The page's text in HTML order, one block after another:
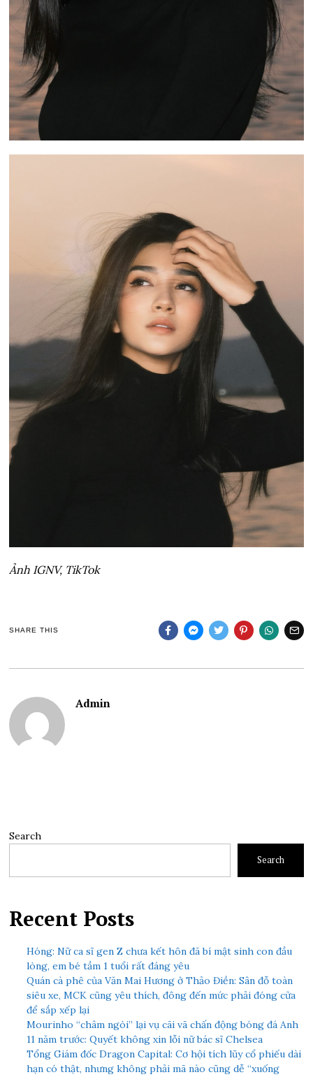
Ảnh IGNV, TikTok
SHARE THIS
Admin
Search
Search
Recent Posts
Hóng: Nữ ca sĩ gen Z chưa kết hôn đã bí mật sinh con đầu
lòng, em bé tầm 1 tuổi rất đáng yêu
Quán cà phê của Văn Mai Hương ở Thảo Điền: Sân đỗ toàn
siêu xe, MCK cũng yêu thích, đông đến mức phải đóng cửa
để sắp xếp lại
Mourinho “châm ngòi” lại vụ cãi vã chấn động bóng đá Anh
11 năm trước: Quyết không xin lỗi nữ bác sĩ Chelsea
Tổng Giám đốc Dragon Capital: Cơ hội tích lũy cổ phiếu dài
hạn có thật, nhưng không phải mã nào cũng dễ “xuống